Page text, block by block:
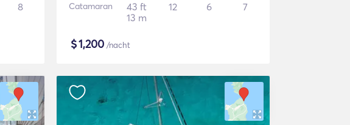
8 Catamaran
43 ft
13 m
12 6 7
$1,200 /nacht